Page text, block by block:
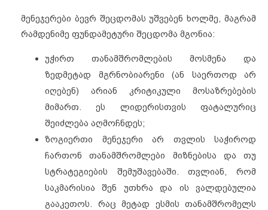
მენეჯერები ბევრ შეცდომას უშვებენ ხოლმე, მაგრამ
რამდენიმე ფუნდამეტური შეცდომა მგონია:
უჭირთ თანამშრომლების მოსმენა და
ზედმეტად მგრნობიარენი (ან საერთოდ არ
იღებენ) არიან კრიტიკული მოსაზრებების
მიმართ. ეს ლიდერისთვის ფატალურიც
შეიძლება აღმოჩნდეს;
ზოგიერთი მენეჯერი არ თვლის საჭიროდ
ჩართონ თანამშრომლები მიზნებისა და თუ
სტრატეგიების შემუშავებაში. თვლიან, რომ
საკმარისია შენ უთხრა და ის ვალდებულია
გააკეთოს. რაც მეტად ესმის თანამშრომელს